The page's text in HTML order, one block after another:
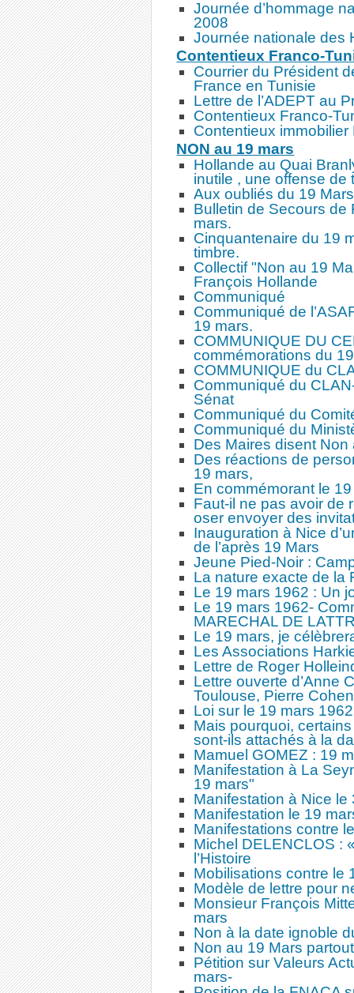
Journée d’hommage
2008
Journée nationale des
Contentieux Franco-
Courrier du Président
France en Tunisie
Lettre de l’ADEPT au
Contentieux Franco-
Contentieux
NON au 19 mars
Hollande au Quai
inutile , une offense de
Aux oubliés du 19
Bulletin de Secours de
mars.
Cinquantenaire du 19
timbre.
Collectif "Non au 19
François Hollande
Communiqué
Communiqué de
19 mars.
COMMUNIQUE DU
commémorations du
COMMUNIQUE du
Communiqué du
Sénat
Communiqué du
Communiqué du
Des Maires disent Non
Des réactions de
19 mars,
En commémorant le
Faut-il ne pas avoir de
oser envoyer des
Inauguration à Nice
de l’après 19 Mars
Jeune Pied-Noir :
La nature exacte de la
Le 19 mars 1962 : Un
Le 19 mars 1962-
MARECHAL DE
Le 19 mars, je
Les Associations
Lettre de Roger
Lettre ouverte d’Anne
Toulouse, Pierre Cohen
Loi sur le 19 mars 1962
Mais pourquoi,
sont-ils attachés à la
Mamuel GOMEZ : 19
Manifestation à La
19 mars"
Manifestation à Nice
Manifestation le 19
Manifestations contre
Michel DELENCLOS :
l’Histoire
Mobilisations contre le
Modèle de lettre pour
Monsieur François
mars
Non à la date ignoble
Non au 19 Mars
Pétition sur Valeurs
mars-